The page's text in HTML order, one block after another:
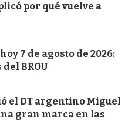
por qué vuelve a
7 de agosto de 2026:
BROU
el DT argentino Miguel
gran marca en las